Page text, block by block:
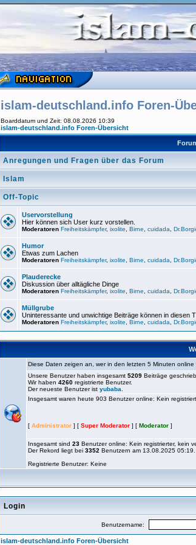
islam-deutschland.info Foren-
Boarddatum und Zeit: 08.08.2026 10:39
islam-deutschland.info Foren-Übersicht
Anregungen und Fragen über das Forum
Islam
Off-Topic
Uservorstellung
Hier können sich User kurz vorstellen.
Moderatoren Freiheitskämpfer, ixolite Birne cuidada
Humor
Etwas zum Lachen
Moderatoren Freiheitskämpfer, ixolite Birne cuidada
Plauderecke
Diskussion über alltägliche Dinge
Moderatoren Freiheitskämpfer, ixolite Birne cuidada
Müllgrube
Uninteressante und unwichtige Beiträge können in diesen
Moderatoren Freiheitskämpfer, ixolite Birne cuidada
Diese Daten zeigen an, wer in den letzten 5 Minuten online
Unsere Benutzer haben insgesamt 5209 Beiträge
Wir haben 4260 registrierte Benutzer.
Der neueste Benutzer ist yubaba
Insgesamt waren heute 903 Benutzer online: Kein
[ Administrator ] [ Super Moderator ] [ Moderator ]
Insgesamt sind 23 Benutzer online: Kein registrierter, kein
Der Rekord liegt bei 3352 Benutzern am 13.08.2025 05:19.
Registrierte Benutzer: Keine
Login
Benutzername:
islam-deutschland.info Foren-Übersicht